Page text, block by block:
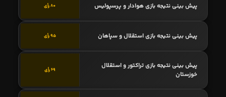
پیش بینی نتیجه بازی هوادار و پرسپولیس 80 رأی
پیش بینی نتیجه بازی استقلال و سپاهان 95 رأی
پیش بینی نتیجه بازی تراکتور و استقلال
خوزستان
69 رأی